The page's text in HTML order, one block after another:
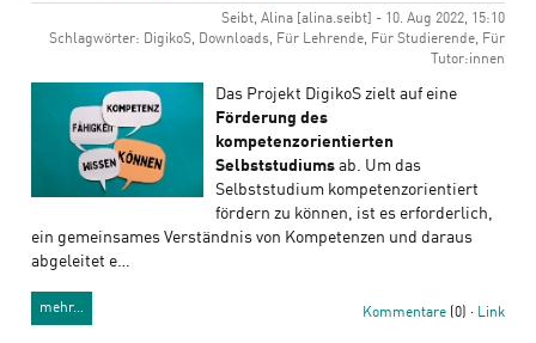
Seibt, Alina [alina.seibt] - 10. Aug 2022, 15:10
Schlagwörter: DigikoS, Downloads, Für Lehrende, Für Studierende, Für
Tutor:innen
Das Projekt DigikoS zielt auf eine
Förderung des
kompetenzorientierten
Selbststudiums ab. Um das
Selbststudium kompetenzorientiert
fördern zu können, ist es erforderlich,
ein gemeinsames Verständnis von Kompetenzen und daraus
abgeleitet e…
mehr… Kommentare (0) · Link